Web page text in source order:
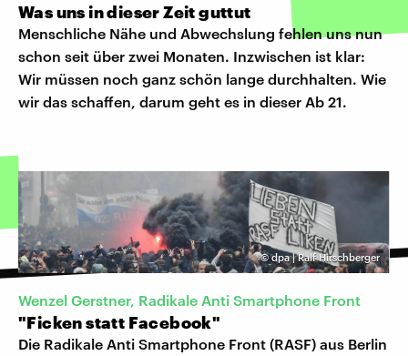
Was uns in dieser Zeit guttut
Menschliche Nähe und Abwechslung fehlen uns nun
schon seit über zwei Monaten. Inzwischen ist klar:
Wir müssen noch ganz schön lange durchhalten. Wie
wir das schaffen, darum geht es in dieser Ab 21.
©dpa | Ralf Hirschberger
Wenzel Gerstner, Radikale Anti Smartphone Front
"Ficken statt Facebook"
Die Radikale Anti Smartphone Front (RASF) aus Berlin